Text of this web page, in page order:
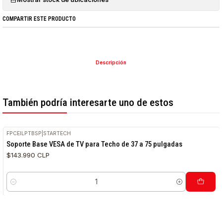
COMPARTIR ESTE PRODUCTO
Descripción
También podría interesarte uno de estos
FPCEILPTBSP STARTECH
Soporte Base VESA de TV para Techo de 37 a 75 pulgadas
$143.990 CLP
Cantidad